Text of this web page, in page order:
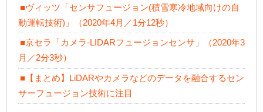
■ヴィッツ「センサフュージョン(積雪寒冷地域向けの自
動運転技術)」（2020年4月／1分12秒）
■京セラ「カメラ-LIDARフュージョンセンサ」（2020年3
月／2分3秒）
■【まとめ】LiDARやカメラなどのデータを融合するセン
サーフュージョン技術に注目